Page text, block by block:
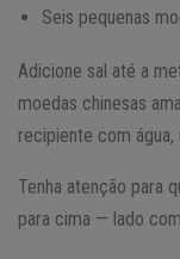
Seis pequenas
Adicione sal até a
moedas chinesas
recipiente com água,
Tenha atenção para
para cima — lado